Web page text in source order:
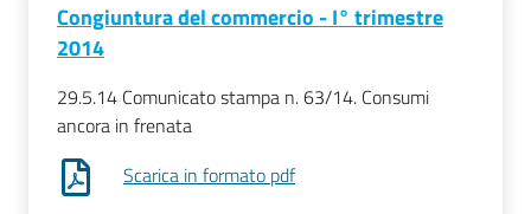
Congiuntura del commercio - I° trimestre
2014
29.5.14 Comunicato stampa n. 63/14. Consumi
ancora in frenata
Scarica in formato pdf